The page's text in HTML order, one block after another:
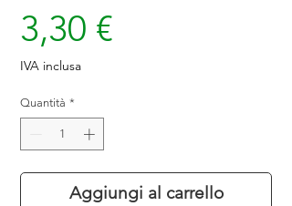
3,30 €
IVA inclusa
Quantità *
Aggiungi al carrello